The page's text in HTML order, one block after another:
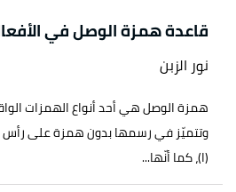
قاعدة همزة الوصل في
نور الزبن
همزة الوصل هي أحد أنواع الهمزات
وتتميّز في رسمها بدون همزة على رأس
(ا)، كما أنّها...